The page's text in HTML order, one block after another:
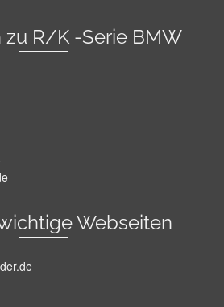
zu R/K -Serie BMW
Webseiten